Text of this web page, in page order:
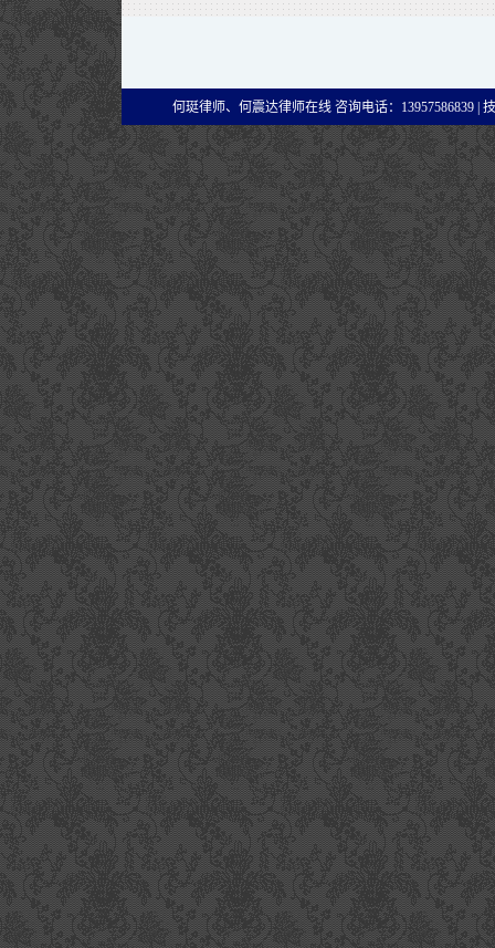
何珽律师、何震达律师在线 咨询电话：13957586839 |